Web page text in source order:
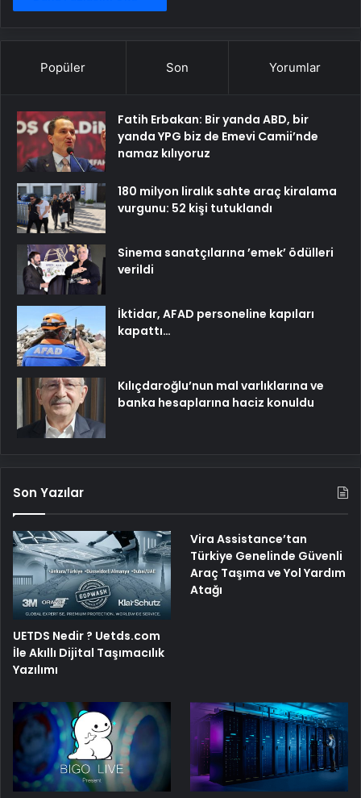
Popüler Son Yorumlar
Fatih Erbakan: Bir yanda ABD, bir
yanda YPG biz de Emevi Camii’nde
namaz kılıyoruz
180 milyon liralık sahte araç kiralama
vurgunu: 52 kişi tutuklandı
Sinema sanatçılarına ’emek’ ödülleri
verildi
İktidar, AFAD personeline kapıları
kapattı…
Kılıçdaroğlu’nun mal varlıklarına ve
banka hesaplarına haciz konuldu
Son Yazılar
UETDS Nedir ? Uetds.com
İle Akıllı Dijital Taşımacılık
Yazılımı
Vira Assistance’tan
Türkiye Genelinde Güvenli
Araç Taşıma ve Yol Yardım
Atağı